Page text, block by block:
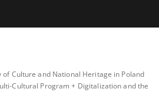
Culture and National Heritage in Poland
Cultural Program + Digitalization and the